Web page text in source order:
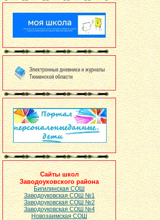
Сайты школ
Заводоуковского района
Бигилинская СОШ
Заводоуковская СОШ №1
Заводоуковская СОШ №2
Заводоуковская СОШ №4
Новозаимская СОШ